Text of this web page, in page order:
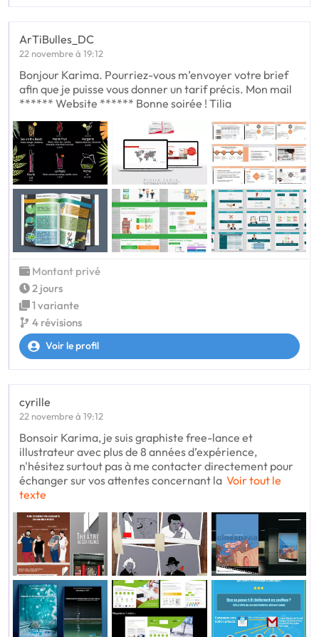
ArTiBulles_DC
22 novembre à 19:12
Bonjour Karima. Pourriez-vous m’envoyer votre brief
afin que je puisse vous donner un tarif précis. Mon mail
****** Website ****** Bonne soirée ! Tilia
Montant privé
2 jours
1 variante
4 révisions
Voir le profil
cyrille
22 novembre à 19:12
Bonsoir Karima, je suis graphiste free-lance et
illustrateur avec plus de 8 années d’expérience,
n'hésitez surtout pas à me contacter directement pour
échanger sur vos attentes concernant la Voir tout le
texte